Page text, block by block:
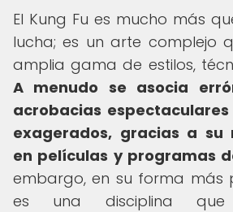
El Kung Fu es mucho más
lucha; es un arte complejo
amplia gama de estilos,
A menudo se asocia
acrobacias
exagerados, gracias a su
en películas y programas
embargo, en su forma más
es una disciplina